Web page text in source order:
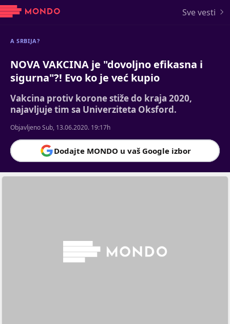
Sve vesti
A SRBIJA?
NOVA VAKCINA je "dovoljno efikasna i
sigurna"?! Evo ko je već kupio
Vakcina protiv korone stiže do kraja 2020,
najavljuje tim sa Univerziteta Oksford.
Objavljeno Sub, 13.06.2020. 19:17h
Dodajte MONDO u vaš Google izbor